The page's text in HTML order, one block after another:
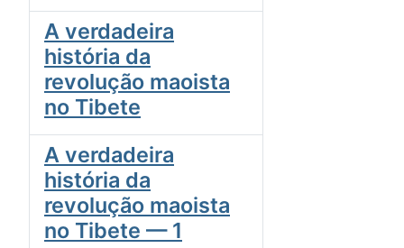
A verdadeira
história da
revolução maoista
no Tibete
A verdadeira
história da
revolução maoista
no Tibete — 1